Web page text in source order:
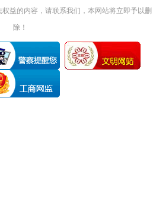
益的内容，请联系我们，本网站将立即予以删
除！